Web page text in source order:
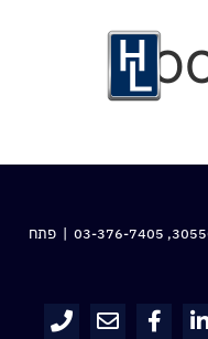
03-376-7405 | פתח